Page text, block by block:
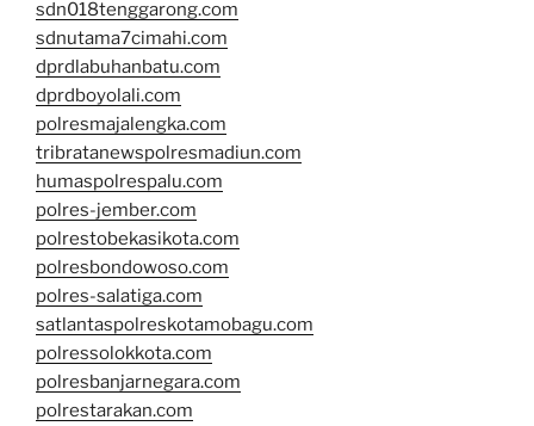
sdn018tenggarong.com
sdnutama7cimahi.com
dprdlabuhanbatu.com
dprdboyolali.com
polresmajalengka.com
tribratanewspolresmadiun.com
humaspolrespalu.com
polres-jember.com
polrestobekasikota.com
polresbondowoso.com
polres-salatiga.com
satlantaspolreskotamobagu.com
polressolokkota.com
polresbanjarnegara.com
polrestarakan.com